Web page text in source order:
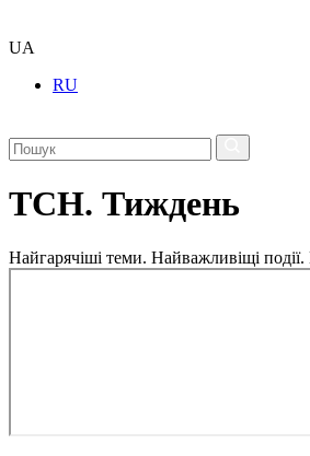
UA
RU
ТСН. Тиждень
Найгарячіші теми. Найважливіщі